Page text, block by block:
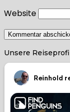
Website
Unsere